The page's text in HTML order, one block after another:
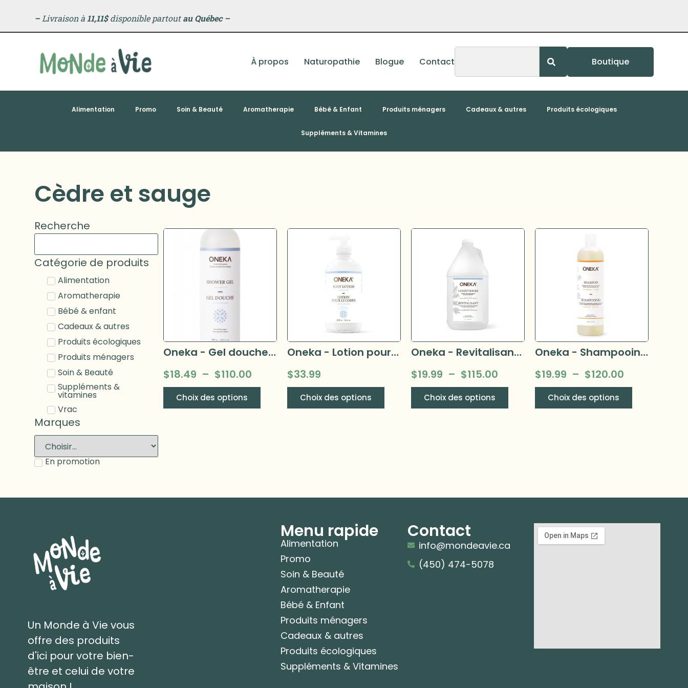
–Livraison à 11,11$disponible partoutau Québec –
À propos Naturopathie Blogue Contact Boutique
Alimentation Promo Soin & Beauté Aromatherapie Bébé & Enfant Produits ménagers Cadeaux & autres Produits écologiques
Suppléments & Vitamines
Cèdre et sauge
Recherche
Catégorie de produits
Alimentation
Aromatherapie
Bébé & enfant
Cadeaux & autres
Produits écologiques
Produits ménagers
Soin & Beauté
Suppléments &
vitamines
Vrac
Marques
En promotion
Oneka - Gel douche –
$18.49 – $110.00
Choix des options
Oneka - Lotion pour le corps
$33.99
Choix des options
Oneka - Revitalisant –
$19.99 – $115.00
Choix des options
Oneka - Shampooing –
$19.99 – $120.00
Choix des options
Un Monde à Vie vous
offre des produits
d'ici pour votre bien-
être et celui de votre
Menu rapide
Alimentation
Promo
Soin & Beauté
Aromatherapie
Bébé & Enfant
Produits ménagers
Cadeaux & autres
Produits écologiques
Suppléments & Vitamines
Contact
info@mondeavie.ca
(450) 474-5078